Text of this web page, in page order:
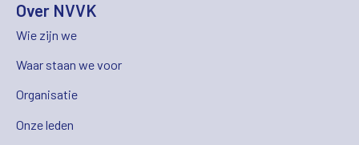
Over NVVK
Wie zijn we
Waar staan we voor
Organisatie
Onze leden